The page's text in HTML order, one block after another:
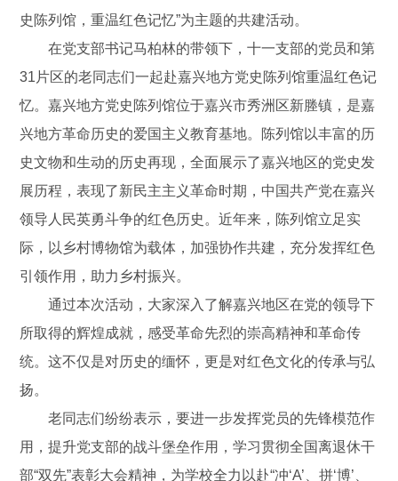
史陈列馆，重温红色记忆”为主题的共建活动。
在党支部书记马柏林的带领下，十一支部的党员和第
31片区的老同志们一起赴嘉兴地方党史陈列馆重温红色记
忆。嘉兴地方党史陈列馆位于嘉兴市秀洲区新塍镇，是嘉
兴地方革命历史的爱国主义教育基地。陈列馆以丰富的历
史文物和生动的历史再现，全面展示了嘉兴地区的党史发
展历程，表现了新民主主义革命时期，中国共产党在嘉兴
领导人民英勇斗争的红色历史。近年来，陈列馆立足实
际，以乡村博物馆为载体，加强协作共建，充分发挥红色
引领作用，助力乡村振兴。
通过本次活动，大家深入了解嘉兴地区在党的领导下
所取得的辉煌成就，感受革命先烈的崇高精神和革命传
统。这不仅是对历史的缅怀，更是对红色文化的传承与弘
扬。
老同志们纷纷表示，要进一步发挥党员的先锋模范作
用，提升党支部的战斗堡垒作用，学习贯彻全国离退休干
部“双先”表彰大会精神，为学校全力以赴“冲‘A’、拼‘博’、